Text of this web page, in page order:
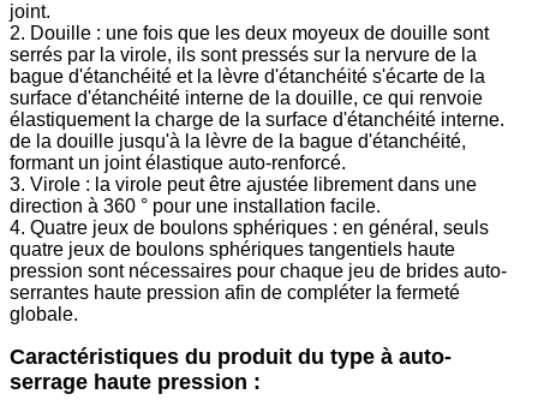
joint.
2. Douille : une fois que les deux moyeux de douille sont
serrés par la virole, ils sont pressés sur la nervure de la
bague d'étanchéité et la lèvre d'étanchéité s'écarte de la
surface d'étanchéité interne de la douille, ce qui renvoie
élastiquement la charge de la surface d'étanchéité interne.
de la douille jusqu'à la lèvre de la bague d'étanchéité,
formant un joint élastique auto-renforcé.
3. Virole : la virole peut être ajustée librement dans une
direction à 360 ° pour une installation facile.
4. Quatre jeux de boulons sphériques : en général, seuls
quatre jeux de boulons sphériques tangentiels haute
pression sont nécessaires pour chaque jeu de brides auto-
serrantes haute pression afin de compléter la fermeté
globale.
Caractéristiques du produit du type à auto-
serrage haute pression :